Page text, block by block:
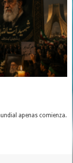
apenas comienza.